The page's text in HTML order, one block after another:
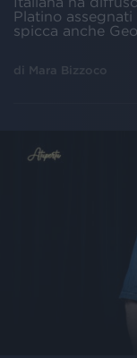
Platino
spicca anche
di Mara Bizzoco